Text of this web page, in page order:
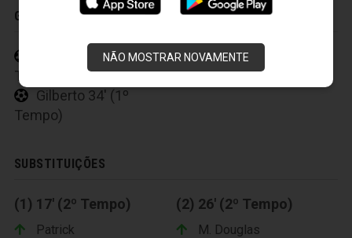
NÃO MOSTRAR NOVAMENTE
GOLS
Gilberto 30' (1º
Tempo)
Gilberto 34' (1º
Tempo)
SUBSTITUIÇÕES
(1) 17' (2º Tempo)
Patrick
(2) 26' (2º Tempo)
M. Douglas